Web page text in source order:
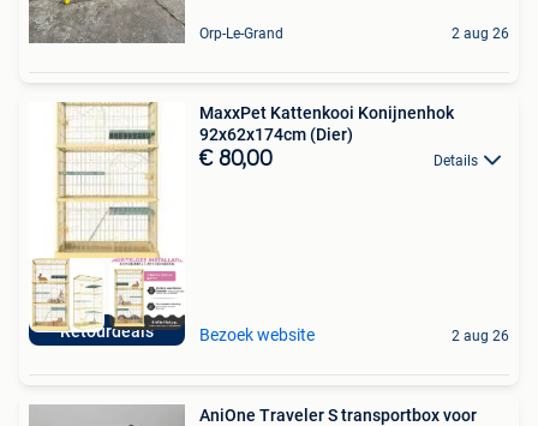
Orp-Le-Grand 2 aug 26
Retourdeals
MaxxPet Kattenkooi Konijnenhok
92x62x174cm (Dier)
€ 80,00 Details
Bezoek website 2 aug 26
AniOne Traveler S transportbox voor